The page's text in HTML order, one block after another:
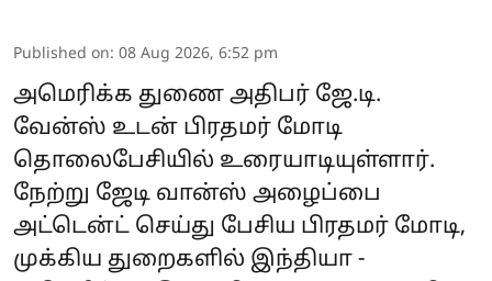
Published on: 08 Aug 2026, 6:52 pm
அமெரிக்க துணை அதிபர் ஜே.டி.
வேன்ஸ் உடன் பிரதமர் மோடி
தொலைபேசியில் உரையாடியுள்ளார்.
நேற்று ஜேடி வான்ஸ் அழைப்பை
அட்டென்ட் செய்து பேசிய பிரதமர் மோடி,
முக்கிய துறைகளில் இந்தியா -